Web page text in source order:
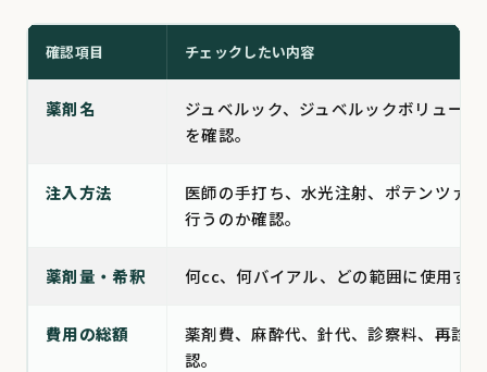
確認項目 チェックしたい内容
薬剤名
ジュベルック、ジュベルックボリュー
を確認。
注入方法
医師の手打ち、水光注射、ポテンツァ
行うのか確認。
薬剤量・希釈 何cc、何バイアル、どの範囲に使用す
費用の総額
薬剤費、麻酔代、針代、診察料、再診
認。